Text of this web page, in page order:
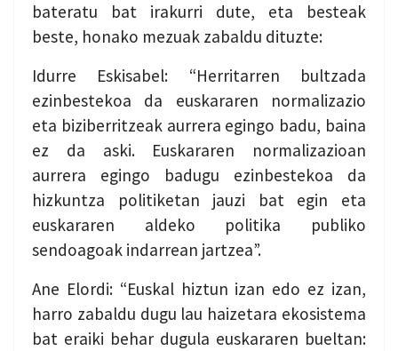
bateratu bat irakurri dute, eta besteak
beste, honako mezuak zabaldu dituzte:
Idurre Eskisabel: “Herritarren bultzada
ezinbestekoa da euskararen normalizazio
eta biziberritzeak aurrera egingo badu, baina
ez da aski. Euskararen normalizazioan
aurrera egingo badugu ezinbestekoa da
hizkuntza politiketan jauzi bat egin eta
euskararen aldeko politika publiko
sendoagoak indarrean jartzea”.
Ane Elordi: “Euskal hiztun izan edo ez izan,
harro zabaldu dugu lau haizetara ekosistema
bat eraiki behar dugula euskararen bueltan: